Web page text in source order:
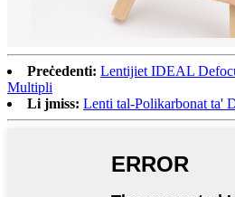
Preċedenti: Lentijiet IDEAL
Multipli
Li jmiss: Lenti tal-Polikarbonat ta'